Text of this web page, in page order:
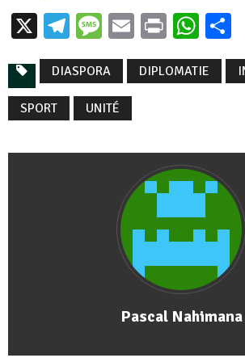
X Telegram
Message
EmailPrint
DIASPORA DIPLOMATIE
SPORT UNITÉ
Pascal Nahimana